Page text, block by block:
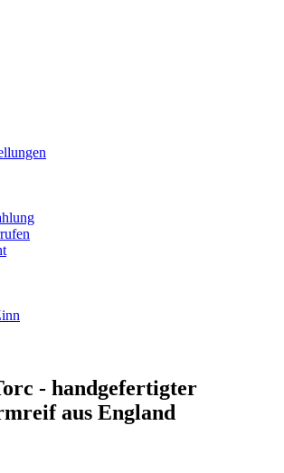
- handgefertigter
aus England